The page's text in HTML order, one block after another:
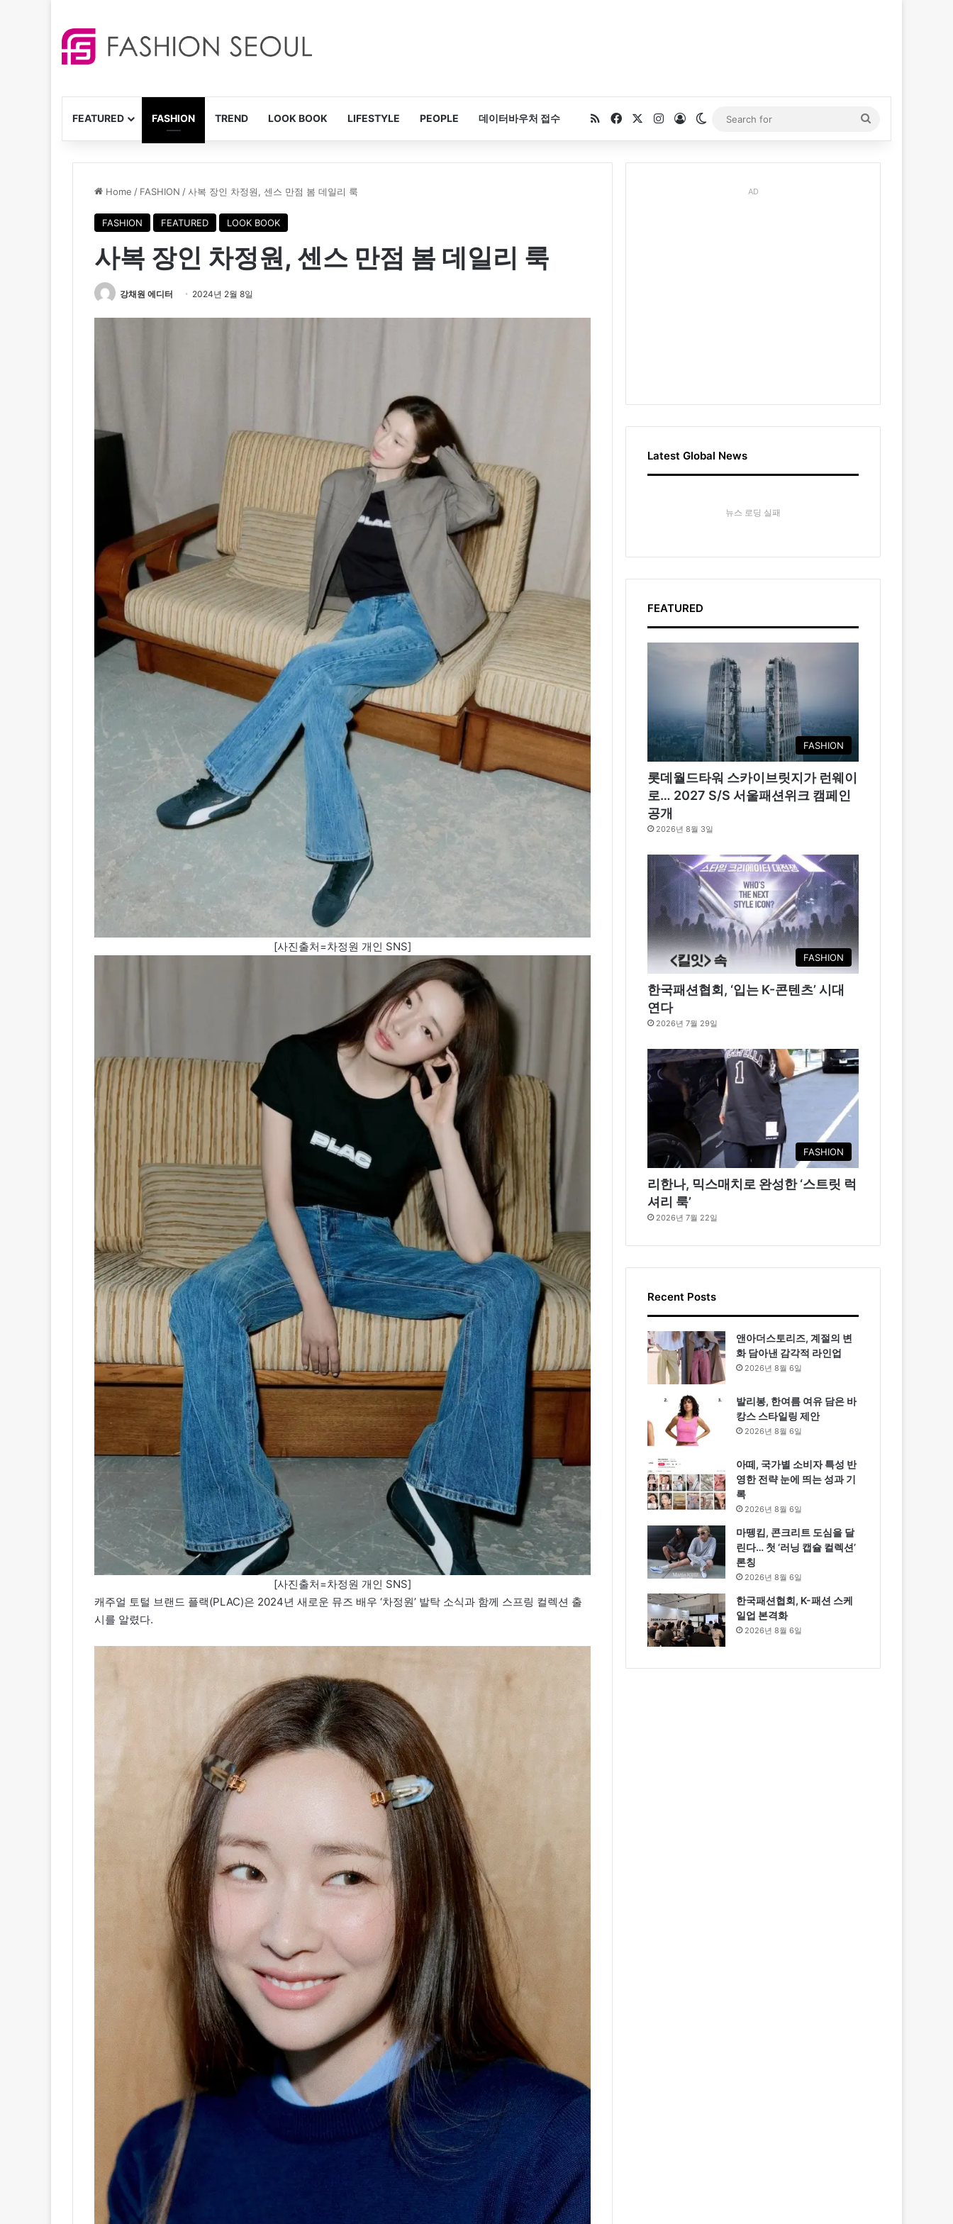
FEATURED FASHION TREND LOOK BOOK LIFESTYLE PEOPLE 데이터바우처 접수 RSSFacebookInstagram
Log InSwitch skin
for
Home / FASHION /사복 장인 차정원, 센스 만점 봄 데일리 룩
FASHION FEATURED LOOK BOOK
사복 장인 차정원, 센스 만점 봄 데일리 룩
강채원 에디터 2024년 2월 8일
[사진출처=차정원 개인 SNS]
[사진출처=차정원 개인 SNS]
캐주얼 토털 브랜드 플랙(PLAC)은 2024년 새로운 뮤즈 배우 ‘차정원’ 발탁 소식과 함께 스프링 컬렉션 출
시를 알렸다.
AD
Latest Global News
뉴스 로딩 실패
FEATURED
FASHION
롯데월드타워 스카이브릿지가 런웨이
로… 2027 S/S 서울패션위크 캠페인
공개
2026년 8월 3일
FASHION
한국패션협회, ‘입는 K-콘텐츠’ 시대
연다
2026년 7월 29일
FASHION
리한나, 믹스매치로 완성한 ‘스트릿 럭
셔리 룩’
2026년 7월 22일
Recent Posts
앤아더스토리즈, 계절의 변
화 담아낸 감각적 라인업
2026년 8월 6일
발리봉, 한여름 여유 담은 바
캉스 스타일링 제안
2026년 8월 6일
아떼, 국가별 소비자 특성 반
영한 전략 눈에 띄는 성과 기
록
2026년 8월 6일
마뗑킴, 콘크리트 도심을 달
린다… 첫 ‘러닝 캡슐 컬렉션’
론칭
2026년 8월 6일
한국패션협회, K-패션 스케
일업 본격화
2026년 8월 6일